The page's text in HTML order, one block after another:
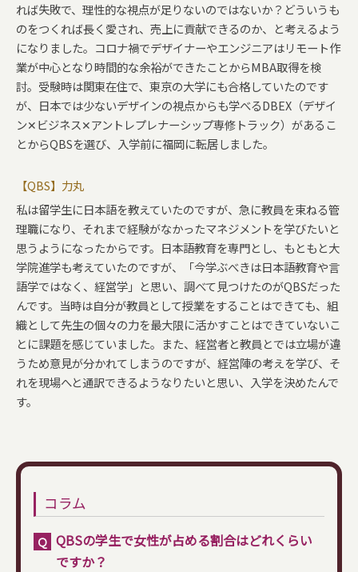
れば失敗で、理性的な視点が足りないのではないか？どういうも
のをつくれば長く愛され、売上に貢献できるのか、と考えるよう
になりました。コロナ禍でデザイナーやエンジニアはリモート作
業が中心となり時間的な余裕ができたことからMBA取得を検
討。受験時は関東在住で、東京の大学にも合格していたのです
が、日本では少ないデザインの視点からも学べるDBEX（デザイ
ン✕ビジネス✕アントレプレナーシップ専修トラック）があるこ
とからQBSを選び、入学前に福岡に転居しました。
【QBS】力丸
私は留学生に日本語を教えていたのですが、急に教員を束ねる管
理職になり、それまで経験がなかったマネジメントを学びたいと
思うようになったからです。日本語教育を専門とし、もともと大
学院進学も考えていたのですが、「今学ぶべきは日本語教育や言
語学ではなく、経営学」と思い、調べて見つけたのがQBSだった
んです。当時は自分が教員として授業をすることはできても、組
織として先生の個々の力を最大限に活かすことはできていないこ
とに課題を感じていました。また、経営者と教員とでは立場が違
うため意見が分かれてしまうのですが、経営陣の考えを学び、そ
れを現場へと通訳できるようなりたいと思い、入学を決めたんで
す。
コラム
Ｑ QBSの学生で女性が占める割合はどれくらい
ですか？